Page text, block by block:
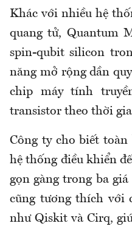
Khác với nhiều hệ
quang tử, Quantum
spin-qubit silicon
năng mở rộng dần
chip máy tính
transistor theo thời
Công ty cho biết
hệ thống điều khiển
gọn gàng trong ba
cũng tương thích với
như Qiskit và Cirq,